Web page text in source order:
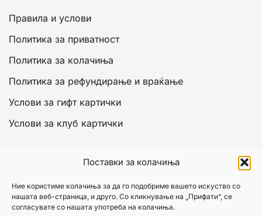
Поставки за колачиња
Ние користиме колачиња за да го подобриме вашето искуство со
нашата веб-страница, и друго. Со кликнување на „Прифати“, се
согласувате со нашата употреба на колачиња.
Правила и услови
Политика за приватност
Политика за колачиња
Политика за рефундирање и враќање
Услови за гифт картички
Услови за клуб картички
Моја сметка
Кошничка